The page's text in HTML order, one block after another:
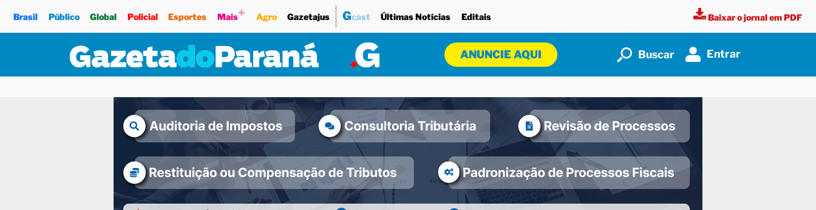
Brasil Público Global Policial Esportes Mais+ Agro Gazetajus Gcast Últimas Notícias Editais Baixar o jornal em PDF
ANUNCIE AQUI Buscar Entrar